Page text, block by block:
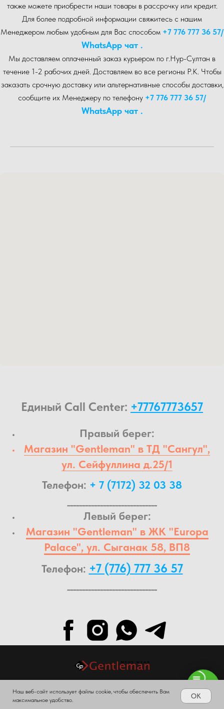
Наш веб-сайт использует файлы cookie, чтобы обеспечить Вам
максимальное удобство.
OK
также можете приобрести наши товары в рассрочку или кредит.
Для более подробной информации свяжитесь с нашим
Менеджером любым удобным для Вас способом +7 776 777 36 57/
WhatsA pp чат .
Мы доставляем оплаченный заказ курьером по г.Нур-Cултан в
течение 1-2 рабочих дней. Доставляем во все регионы Р.К. Чтобы
заказать срочную доставку или альтернативные способы доставки,
сообщите их Менеджеру по телефону +7 776 777 36 57/
WhatsA pp чат .
Единый Call Center: +77767773657
Правый берег:
Магазин "Gentleman" в ТД "Сангул",
ул. Сейфуллина д.25/1
Телефон: + 7 (7172) 32 03 38
Левый берег:
Магазин "Gentleman" в ЖК "Europa
Palace", ул. Сыганак 58, ВП8
Телефон: +7 (776) 777 36 57
© 2024.All Rights Reserved.
WhatsApp +77767773657